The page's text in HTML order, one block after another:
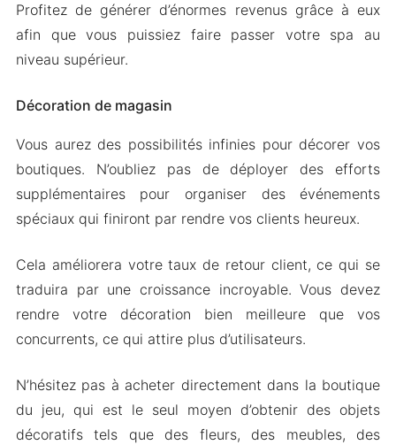
Profitez de générer d’énormes revenus grâce à eux
afin que vous puissiez faire passer votre spa au
niveau supérieur.
Décoration de magasin
Vous aurez des possibilités infinies pour décorer vos
boutiques. N’oubliez pas de déployer des efforts
supplémentaires pour organiser des événements
spéciaux qui finiront par rendre vos clients heureux.
Cela améliorera votre taux de retour client, ce qui se
traduira par une croissance incroyable. Vous devez
rendre votre décoration bien meilleure que vos
concurrents, ce qui attire plus d’utilisateurs.
N’hésitez pas à acheter directement dans la boutique
du jeu, qui est le seul moyen d’obtenir des objets
décoratifs tels que des fleurs, des meubles, des